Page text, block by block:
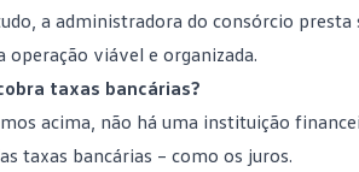
a administradora do consórcio
operação viável e organizada.
taxas bancárias?
acima, não há uma instituição
taxas bancárias – como os juros.